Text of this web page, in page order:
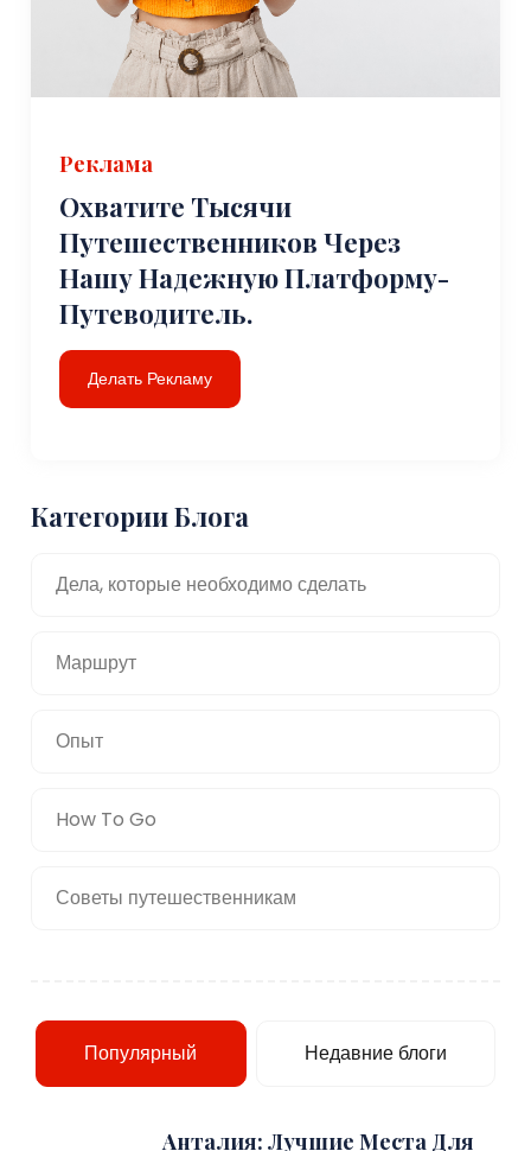
Реклама
Охватите Тысячи
Путешественников Через
Нашу Надежную Платформу-
Путеводитель.
Делать Рекламу
Категории Блога
Дела, которые необходимо сделать
Маршрут
Опыт
How To Go
Советы путешественникам
Популярный Недавние блоги
Анталия: Лучшие Места Для